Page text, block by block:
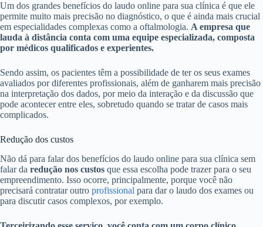
Um dos grandes benefícios do laudo online para sua clínica é que ele
permite muito mais precisão no diagnóstico, o que é ainda mais crucial
em especialidades complexas como a oftalmologia. A empresa que
lauda à distância conta com uma equipe especializada, composta
por médicos qualificados e experientes.
Sendo assim, os pacientes têm a possibilidade de ter os seus exames
avaliados por diferentes profissionais, além de ganharem mais precisão
na interpretação dos dados, por meio da interação e da discussão que
pode acontecer entre eles, sobretudo quando se tratar de casos mais
complicados.
Redução dos custos
Não dá para falar dos benefícios do laudo online para sua clínica sem
falar da redução nos custos que essa escolha pode trazer para o seu
empreendimento. Isso ocorre, principalmente, porque você não
precisará contratar outro profissional para dar o laudo dos exames ou
para discutir casos complexos, por exemplo.